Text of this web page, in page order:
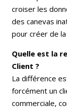
croiser les
des canevas
pour créer de
Quelle est la
Client ?
La différence
forcément un
commerciale,